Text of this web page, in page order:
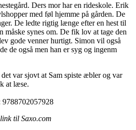
Ders mor har en rideskole. Erik
med føl hjemme på gården. De
De ledte rigtig længe efter en hest til
måske synes om. De fik lov at tage den
gode venner hurtigt. Simon vil også
de også men han er syg og ingenm
var sjovt at Sam spiste æbler og var
at læse.
til Saxo.com